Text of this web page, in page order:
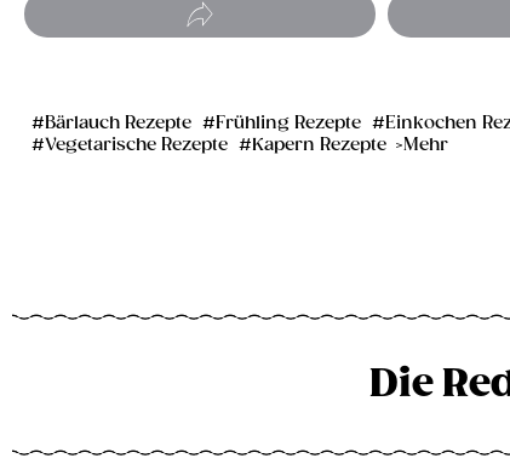
Bärlauch Rezepte Frühling Rezepte
Einkochen
Vegetarische Rezepte
Kapern Rezepte Mehr
Die